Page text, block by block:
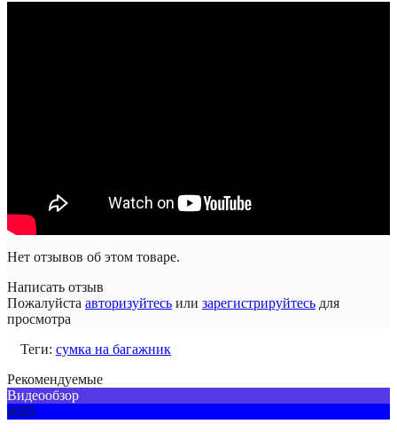
Нет отзывов об этом товаре.
Написать отзыв
Пожалуйста авторизуйтесь или зарегистрируйтесь для
просмотра
Теги: сумка на багажник
Рекомендуемые
Видеообзор
2025